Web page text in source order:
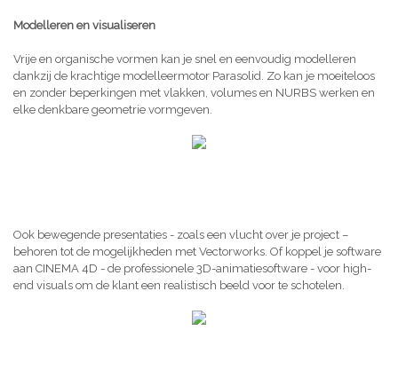
Modelleren en visualiseren
Vrije en organische vormen kan je snel en eenvoudig modelleren
dankzij de krachtige modelleermotor Parasolid. Zo kan je moeiteloos
en zonder beperkingen met vlakken, volumes en NURBS werken en
elke denkbare geometrie vormgeven.
Ook bewegende presentaties - zoals een vlucht over je project –
behoren tot de mogelijkheden met Vectorworks. Of koppel je software
aan CINEMA 4D - de professionele 3D-animatiesoftware - voor high-
end visuals om de klant een realistisch beeld voor te schotelen.